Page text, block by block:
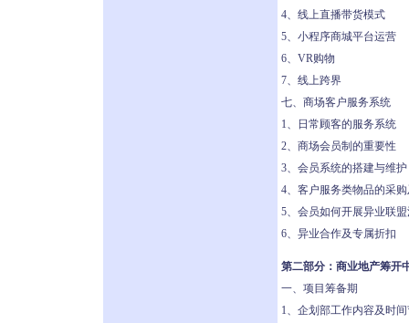
4、线上直播带货模式
5、小程序商城平台运营
6、VR购物
7、线上跨界
七、商场客户服务系统
1、日常顾客的服务系统
2、商场会员制的重要性
3、会员系统的搭建与维护
4、客户服务类物品的采
5、会员如何开展异业联
6、异业合作及专属折扣
第二部分：商业地产筹开
一、项目筹备期
1、企划部工作内容及时